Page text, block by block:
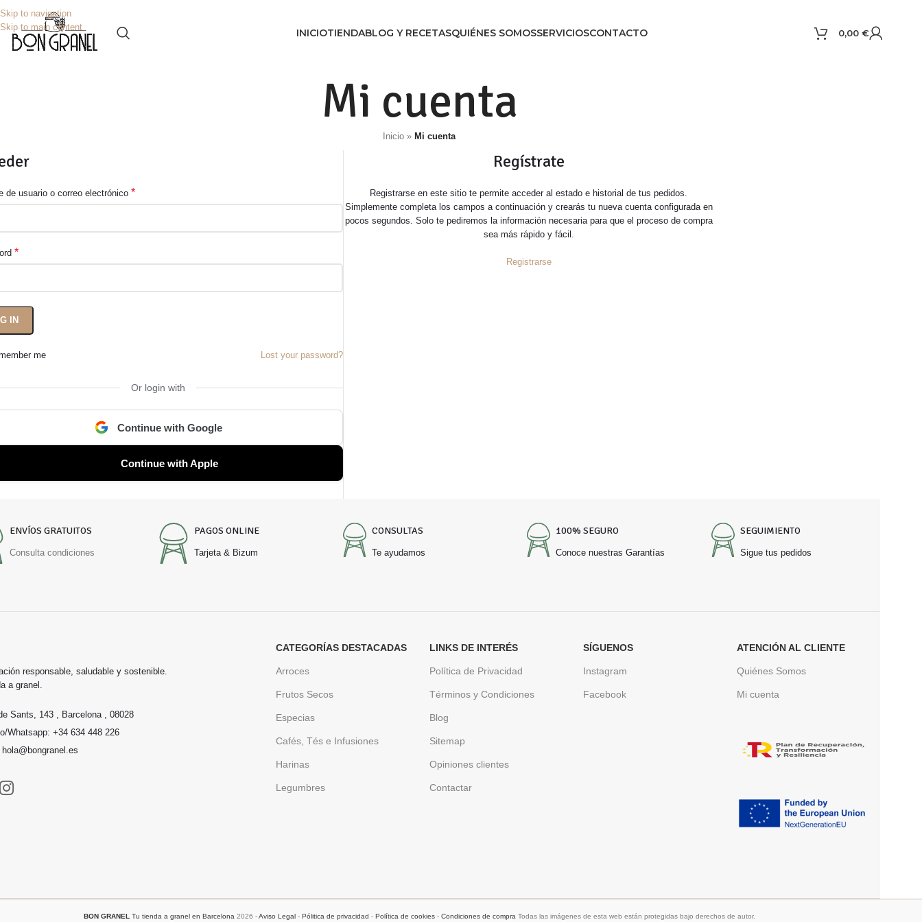
Skip to navigation
Skip to main content
INICIOTIENDABLOG Y RECETASQUIÉNES SOMOSSERVICIOSCONTACTO 0,00 €
Mi cuenta
Inicio » Mi cuenta
de usuario o correo electrónico *
*
IN
Lost your password?
me
Or login with
Continue with Google
Continue with Apple
Regístrate
Registrarse en este sitio te permite acceder al estado e historial de tus pedidos.
Simplemente completa los campos a continuación y crearás tu nueva cuenta configurada en
pocos segundos. Solo te pediremos la información necesaria para que el proceso de compra
sea más rápido y fácil.
Registrarse
ENVÍOS GRATUITOS
Consulta condiciones
PAGOS ONLINE
Tarjeta & Bizum
CONSULTAS
Te ayudamos
100% SEGURO
Conoce nuestras Garantías
SEGUIMIENTO
Sigue tus pedidos
responsable, saludable y sostenible.
a granel.
Sants, 143 , Barcelona , 08028
Whatsapp: +34 634 448 226
CATEGORÍAS DESTACADAS
Arroces
Frutos Secos
Especias
Cafés, Tés e Infusiones
Harinas
Legumbres
LINKS DE INTERÉS
Política de Privacidad
Términos y Condiciones
Blog
Sitemap
Opiniones clientes
Contactar
SÍGUENOS
Instagram
Facebook
ATENCIÓN AL CLIENTE
Quiénes Somos
Mi cuenta
BON GRANEL Tu tienda a granel en Barcelona 2026 -Aviso Legal- Pólitica de privacidad - Política de cookies- Condiciones de compra Todas las imágenes de esta web están protegidas bajo derechos de autor.